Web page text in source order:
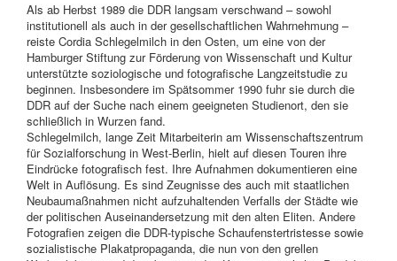
Als ab Herbst 1989 die DDR langsam verschwand – sowohl
institutionell als auch in der gesellschaftlichen Wahrnehmung –
reiste Cordia Schlegelmilch in den Osten, um eine von der
Hamburger Stiftung zur Förderung von Wissenschaft und Kultur
unterstützte soziologische und fotografische Langzeitstudie zu
beginnen. Insbesondere im Spätsommer 1990 fuhr sie durch die
DDR auf der Suche nach einem geeigneten Studienort, den sie
schließlich in Wurzen fand.
Schlegelmilch, lange Zeit Mitarbeiterin am Wissenschaftszentrum
für Sozialforschung in West-Berlin, hielt auf diesen Touren ihre
Eindrücke fotografisch fest. Ihre Aufnahmen dokumentieren eine
Welt in Auflösung. Es sind Zeugnisse des auch mit staatlichen
Neubaumaßnahmen nicht aufzuhaltenden Verfalls der Städte wie
der politischen Auseinandersetzung mit den alten Eliten. Andere
Fotografien zeigen die DDR-typische Schaufenstertristesse sowie
sozialistische Plakatpropaganda, die nun von den grellen